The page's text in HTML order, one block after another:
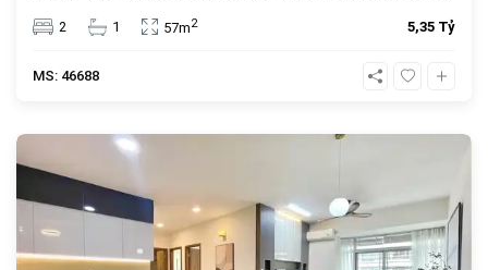
đồng, đây là lựa chọn an cư lý tưởng hoặc đầu tư cho
thuê sinh lời cao trong cộng đồng văn minh.
2 1 57m2 5,35 Tỷ
MS: 46688